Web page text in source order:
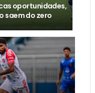
oportunidades,
saem do zero